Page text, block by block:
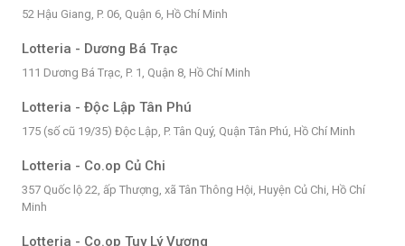
52 Hậu Giang, P. 06, Quận 6, Hồ Chí Minh
Lotteria - Dương Bá Trạc
111 Dương Bá Trạc, P. 1, Quận 8, Hồ Chí Minh
Lotteria - Độc Lập Tân Phú
175 (số cũ 19/35) Độc Lập, P. Tân Quý, Quận Tân Phú, Hồ Chí Minh
Lotteria - Co.op Củ Chi
357 Quốc lộ 22, ấp Thượng, xã Tân Thông Hội, Huyện Củ Chi, Hồ Chí
Minh
Lotteria - Co.op Tuy Lý Vương